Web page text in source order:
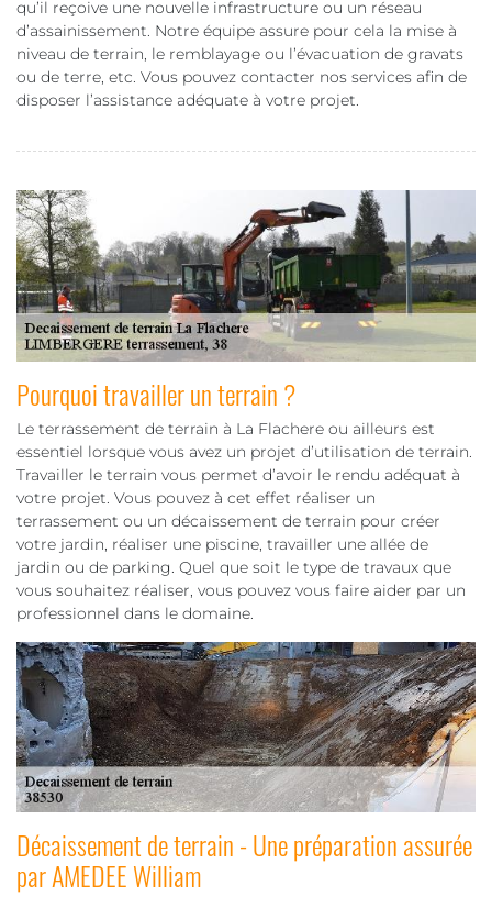
qu’il reçoive une nouvelle infrastructure ou un réseau
d’assainissement. Notre équipe assure pour cela la mise à
niveau de terrain, le remblayage ou l’évacuation de gravats
ou de terre, etc. Vous pouvez contacter nos services afin de
disposer l’assistance adéquate à votre projet.
Pourquoi travailler un terrain ?
Le terrassement de terrain à La Flachere ou ailleurs est
essentiel lorsque vous avez un projet d’utilisation de terrain.
Travailler le terrain vous permet d’avoir le rendu adéquat à
votre projet. Vous pouvez à cet effet réaliser un
terrassement ou un décaissement de terrain pour créer
votre jardin, réaliser une piscine, travailler une allée de
jardin ou de parking. Quel que soit le type de travaux que
vous souhaitez réaliser, vous pouvez vous faire aider par un
professionnel dans le domaine.
Décaissement de terrain - Une préparation assurée
par AMEDEE William